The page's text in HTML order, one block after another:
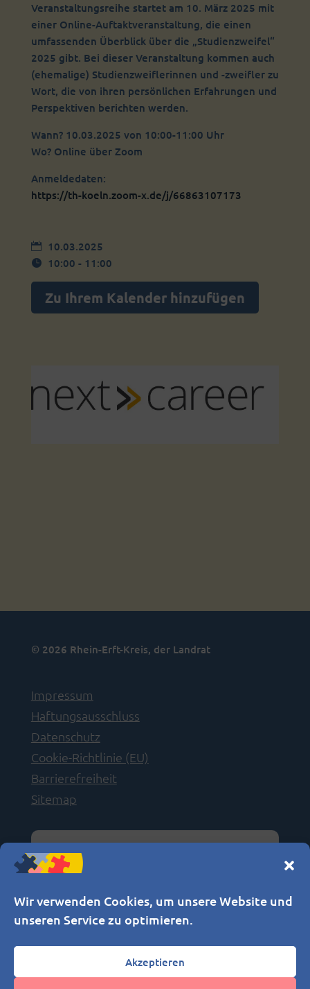
Wir verwenden Cookies, um unsere Website und
unseren Service zu optimieren.
Akzeptieren
Veranstaltungsreihe startet am 10. März 2025 mit
einer Online-Auftaktveranstaltung, die einen
umfassenden Überblick über die „Studienzweifel“
2025 gibt. Bei dieser Veranstaltung kommen auch
(ehemalige) Studienzweiflerinnen und -zweifler zu
Wort, die von ihren persönlichen Erfahrungen und
Perspektiven berichten werden.
Wann? 10.03.2025 von 10:00-11:00 Uhr
Wo? Online über Zoom
Anmeldedaten:
https://th-koeln.zoom-x.de/j/66863107173
10.03.2025
10:00 - 11:00
Zu Ihrem Kalender hinzufügen
© 2026 Rhein-Erft-Kreis, der Landrat
Impressum
Haftungsausschluss
Datenschutz
Cookie-Richtlinie (EU)
Barrierefreiheit
Sitemap